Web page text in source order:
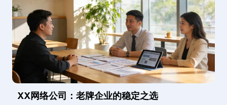
XX网络公司：老牌企业的稳定之选